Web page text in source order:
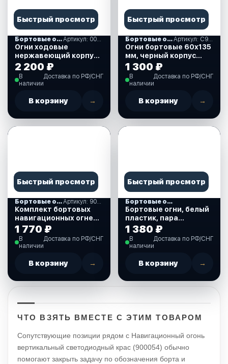
Быстрый просмотр
Бортовые огни
Огни ходовые
нержавеющий корпус
(00197)
2 200 ₽
В
наличии
Доставка по РФ/СНГ
В корзину →
Быстрый просмотр
Бортовые огни Артикул: C91001
Огни бортовые 60х135
мм, черный корпус
(C91001)
1 300 ₽
В
наличии
Доставка по РФ/СНГ
В корзину →
Быстрый просмотр
Бортовые огни
Комплект бортовых
навигационных огней
белых (900001)
1 770 ₽
В
наличии
Доставка по РФ/СНГ
В корзину →
Быстрый просмотр
Бортовые огни
Бортовые огни, белый
пластик, пара
(10250518)
1 380 ₽
В
наличии
Доставка по РФ/СНГ
В корзину →
ЧТО ВЗЯТЬ ВМЕСТЕ С ЭТИМ ТОВАРОМ
Сопутствующие позиции рядом с Навигационный огонь
вертикальный светодиодный крас (900054) обычно
помогают закрыть задачу по обозначения борта и